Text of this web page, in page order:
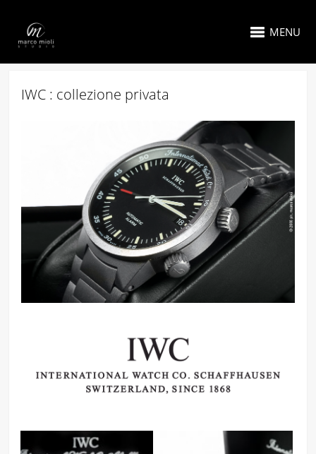
MENU
IWC : collezione privata